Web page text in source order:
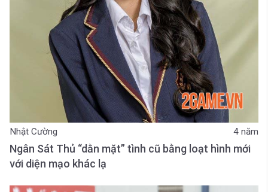
Nhật Cường 4 năm
Ngân Sát Thủ “dằn mặt” tình cũ bằng loạt hình mới
với diện mạo khác lạ